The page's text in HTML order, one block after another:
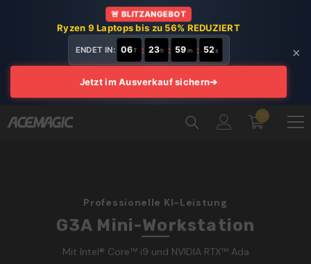
🚨 BLITZANGEBOT
Ryzen 9 Laptops bis zu 56% REDUZIERT
ENDET IN: 06T : 23h : 59m : 52s
Jetzt im Ausverkauf sichern➔
×
0
0
Artikel
Professionelle KI-Leistung
G3A Mini-Workstation
Mit Intel® Core™ i9 und NVIDIA RTX™ Ada